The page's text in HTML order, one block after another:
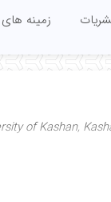
زمینه
of Kashan,